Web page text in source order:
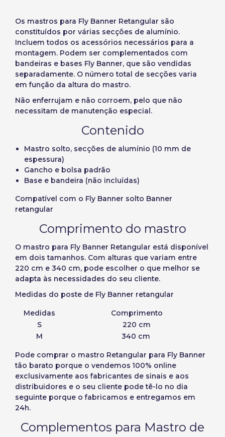
Iniciar sessão
Utilizador (VAT):
Palavra-passe:
Aceder
Recuperar Palavra-passe
Criar conta
Seleccione a sua
língua
Español
English
Português
Français
Deutsch
Italiano
Sverige
Denmark
Slovenija
Os mastros para Fly Banner Retangular são
constituídos por várias secções de alumínio.
Incluem todos os acessórios necessários para a
montagem. Podem ser complementados com
bandeiras e bases Fly Banner, que são vendidas
separadamente. O número total de secções varia
em função da altura do mastro.
Não enferrujam e não corroem, pelo que não
necessitam de manutenção especial.
Contenido
Mastro solto, secções de alumínio (10 mm de
espessura)
Gancho e bolsa padrão
Base e bandeira (não incluídas)
Compatível com o Fly Banner solto Banner
retangular
Comprimento do mastro
O mastro para Fly Banner Retangular está disponível
em dois tamanhos. Com alturas que variam entre
220 cm e 340 cm, pode escolher o que melhor se
adapta às necessidades do seu cliente.
Medidas do poste de Fly Banner retangular
Medidas
Comprimento
S
220 cm
M
340 cm
Pode comprar o mastro Retangular para Fly Banner
tão barato porque o vendemos 100% online
exclusivamente aos fabricantes de sinais e aos
distribuidores e o seu cliente pode tê-lo no dia
seguinte porque o fabricamos e entregamos em
24h.
Complementos para Mastro de
Precios por unidad
Unidades
Preço unitário
De
-1,00 €
Añadiendo producto al carrito
Espera, por favor
Espere, por favor